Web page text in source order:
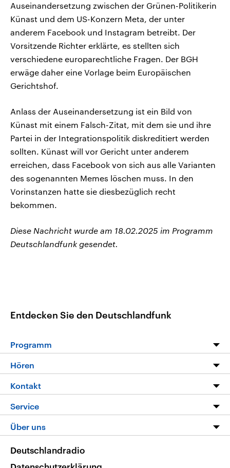
Auseinandersetzung zwischen der Grünen-Politikerin
Künast und dem US-Konzern Meta, der unter
anderem Facebook und Instagram betreibt. Der
Vorsitzende Richter erklärte, es stellten sich
verschiedene europarechtliche Fragen. Der BGH
erwäge daher eine Vorlage beim Europäischen
Gerichtshof.
Anlass der Auseinandersetzung ist ein Bild von
Künast mit einem Falsch-Zitat, mit dem sie und ihre
Partei in der Integrationspolitik diskreditiert werden
sollten. Künast will vor Gericht unter anderem
erreichen, dass Facebook von sich aus alle Varianten
des sogenannten Memes löschen muss. In den
Vorinstanzen hatte sie diesbezüglich recht
bekommen.
Diese Nachricht wurde am 18.02.2025 im Programm
Deutschlandfunk gesendet.
Entdecken Sie den Deutschlandfunk
Programm
Programm
Die Nachrichten
Nachrichtenleicht
Neue Beiträge auf dlf.de
Hören
Livestream
Podcasts
Deutschlandfunk App
Nachrichten App
Frequenzen
Kontakt
Hörerservice
Service
FAQ
Veranstaltungen
Über uns
Deutschlandradio